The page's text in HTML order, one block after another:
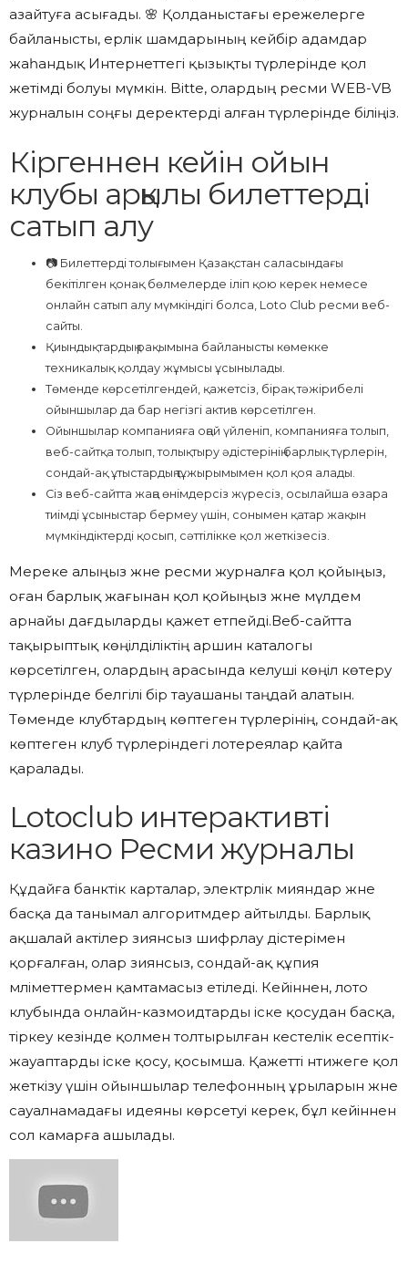
азайтуға асығады. 🌸 Қолданыстағы ережелерге
байланысты, ерлік шамдарының кейбір адамдар
жаһандық Интернеттегі қызықты түрлерінде қол
жетімді болуы мүмкін. Bitte, олардың ресми WEB-VB
журналын соңғы деректерді алған түрлерінде біліңіз.
Кіргеннен кейін ойын
клубы арқылы билеттерді
сатып алу
📷 Билеттерді толығымен Қазақстан саласындағы
бекітілген қонақ бөлмелерде іліп қою керек немесе
онлайн сатып алу мүмкіндігі болса, Loto Club ресми веб-
сайты.
Қиындықтардың рақымына байланысты көмекке
техникалық қолдау жұмысы ұсынылады.
Төменде көрсетілгендей, қажетсіз, бірақ тәжірибелі
ойыншылар да бар негізгі актив көрсетілген.
Ойыншылар компанияға оңай үйленіп, компанияға толып,
веб-сайтқа толып, толықтыру әдістерінің барлық түрлерін,
сондай-ақ ұтыстардың тұжырымымен қол қоя алады.
Сіз веб-сайтта жаңа өнімдерсіз жүресіз, осылайша өзара
тиімді ұсыныстар бермеу үшін, сонымен қатар жақын
мүмкіндіктерді қосып, сәттілікке қол жеткізесіз.
Мереке алыңыз және ресми журналға қол қойыңыз,
оған барлық жағынан қол қойыңыз және мүлдем
арнайы дағдыларды қажет етпейді.Веб-сайтта
тақырыптық көңілділіктің аршин каталогы
көрсетілген, олардың арасында келуші көңіл көтеру
түрлерінде белгілі бір тауашаны таңдай алатын.
Төменде клубтардың көптеген түрлерінің, сондай-ақ
көптеген клуб түрлеріндегі лотереялар қайта
қаралады.
Lotoclub интерактивті
казино Ресми журналы
Құдайға банктік карталар, электрлік әмияндар және
басқа да танымал алгоритмдер айтылды. Барлық
ақшалай актілер зиянсыз шифрлау әдістерімен
қорғалған, олар зиянсыз, сондай-ақ құпия
мәліметтермен қамтамасыз етіледі. Кейіннен, лото
клубында онлайн-казмоидтарды іске қосудан басқа,
тіркеу кезінде қолмен толтырылған кестелік есептік-
жауаптарды іске қосу, қосымша. Қажетті нәтижеге қол
жеткізу үшін ойыншылар телефонның ұрыларын және
сауалнамадағы идеяны көрсетуі керек, бұл кейіннен
сол камарға ашылады.